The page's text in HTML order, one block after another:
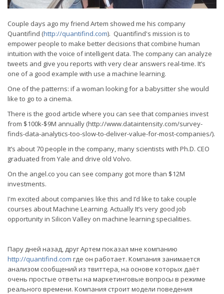
Couple days ago my friend Artem showed me his company
Quantifind (http://quantifind.com). Quantifind's mission is to
empower people to make better decisions that combine human
intuition with the voice of intelligent data. The company can analyze
tweets and give you reports with very clear answers real-time. It’s
one of a good example with use a machine learning.
One of the patterns: if a woman looking for a babysitter she would
like to go to a cinema.
There is the good article where you can see that companies invest
from $100k-$9M annually (http://www.dataintensity.com/survey-
finds-data-analytics-too-slow-to-deliver-value-for-most-companies/).
It’s about 70 people in the company, many scientists with Ph.D. CEO
graduated from Yale and drive old Volvo.
On the angel.co you can see company got more than $12M
investments.
I'm excited about companies like this and I’d like to take couple
courses about Machine Learning. Actually It’s very good job
opportunity in Silicon Valley on machine learning specialities.
Пару дней назад, друг Артем показал мне компанию
http://quantifind.com где он работает. Компания занимается
анализом сообщений из твиттера, на основе которых даёт
очень простые ответы на маркетинговые вопросы в режиме
реального времени. Компания строит модели поведения